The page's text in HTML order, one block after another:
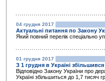
04 грудня 2017
Актуальні питання по Закону
Який повний перелік спеціально
01 грудня 2017
З 1 грудня в Україні
Відповідно Закону України про
Україні збільшиться до 1,7 тисяч